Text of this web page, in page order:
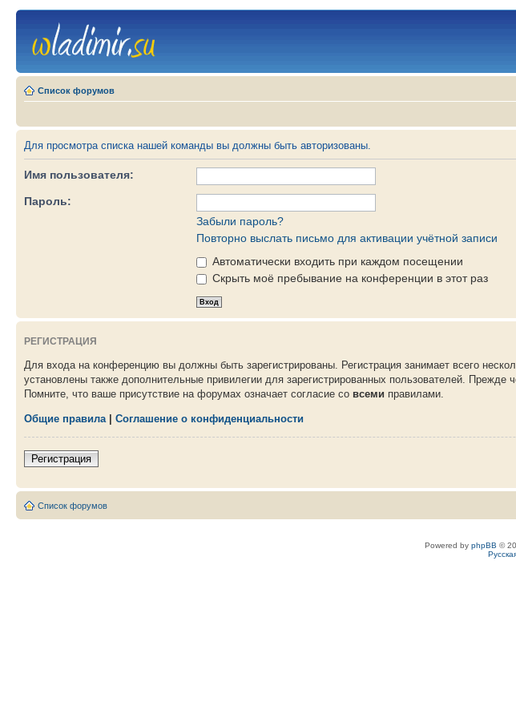
Список форумов
Для просмотра списка нашей команды вы должны быть авторизованы.
Имя пользователя:
Пароль:
Забыли пароль?
Повторно выслать письмо для активации учётной записи
Автоматически входить при каждом посещении
Скрыть моё пребывание на конференции в этот раз
РЕГИСТРАЦИЯ
Для входа на конференцию вы должны быть зарегистрированы. Регистрация занимает всего
установлены также дополнительные привилегии для зарегистрированных пользователей.
Помните, что ваше присутствие на форумах означает согласие со всеми правилами.
Общие правила| Соглашение о конфиденциальности
Регистрация
Список форумов
Powered by phpBB ©